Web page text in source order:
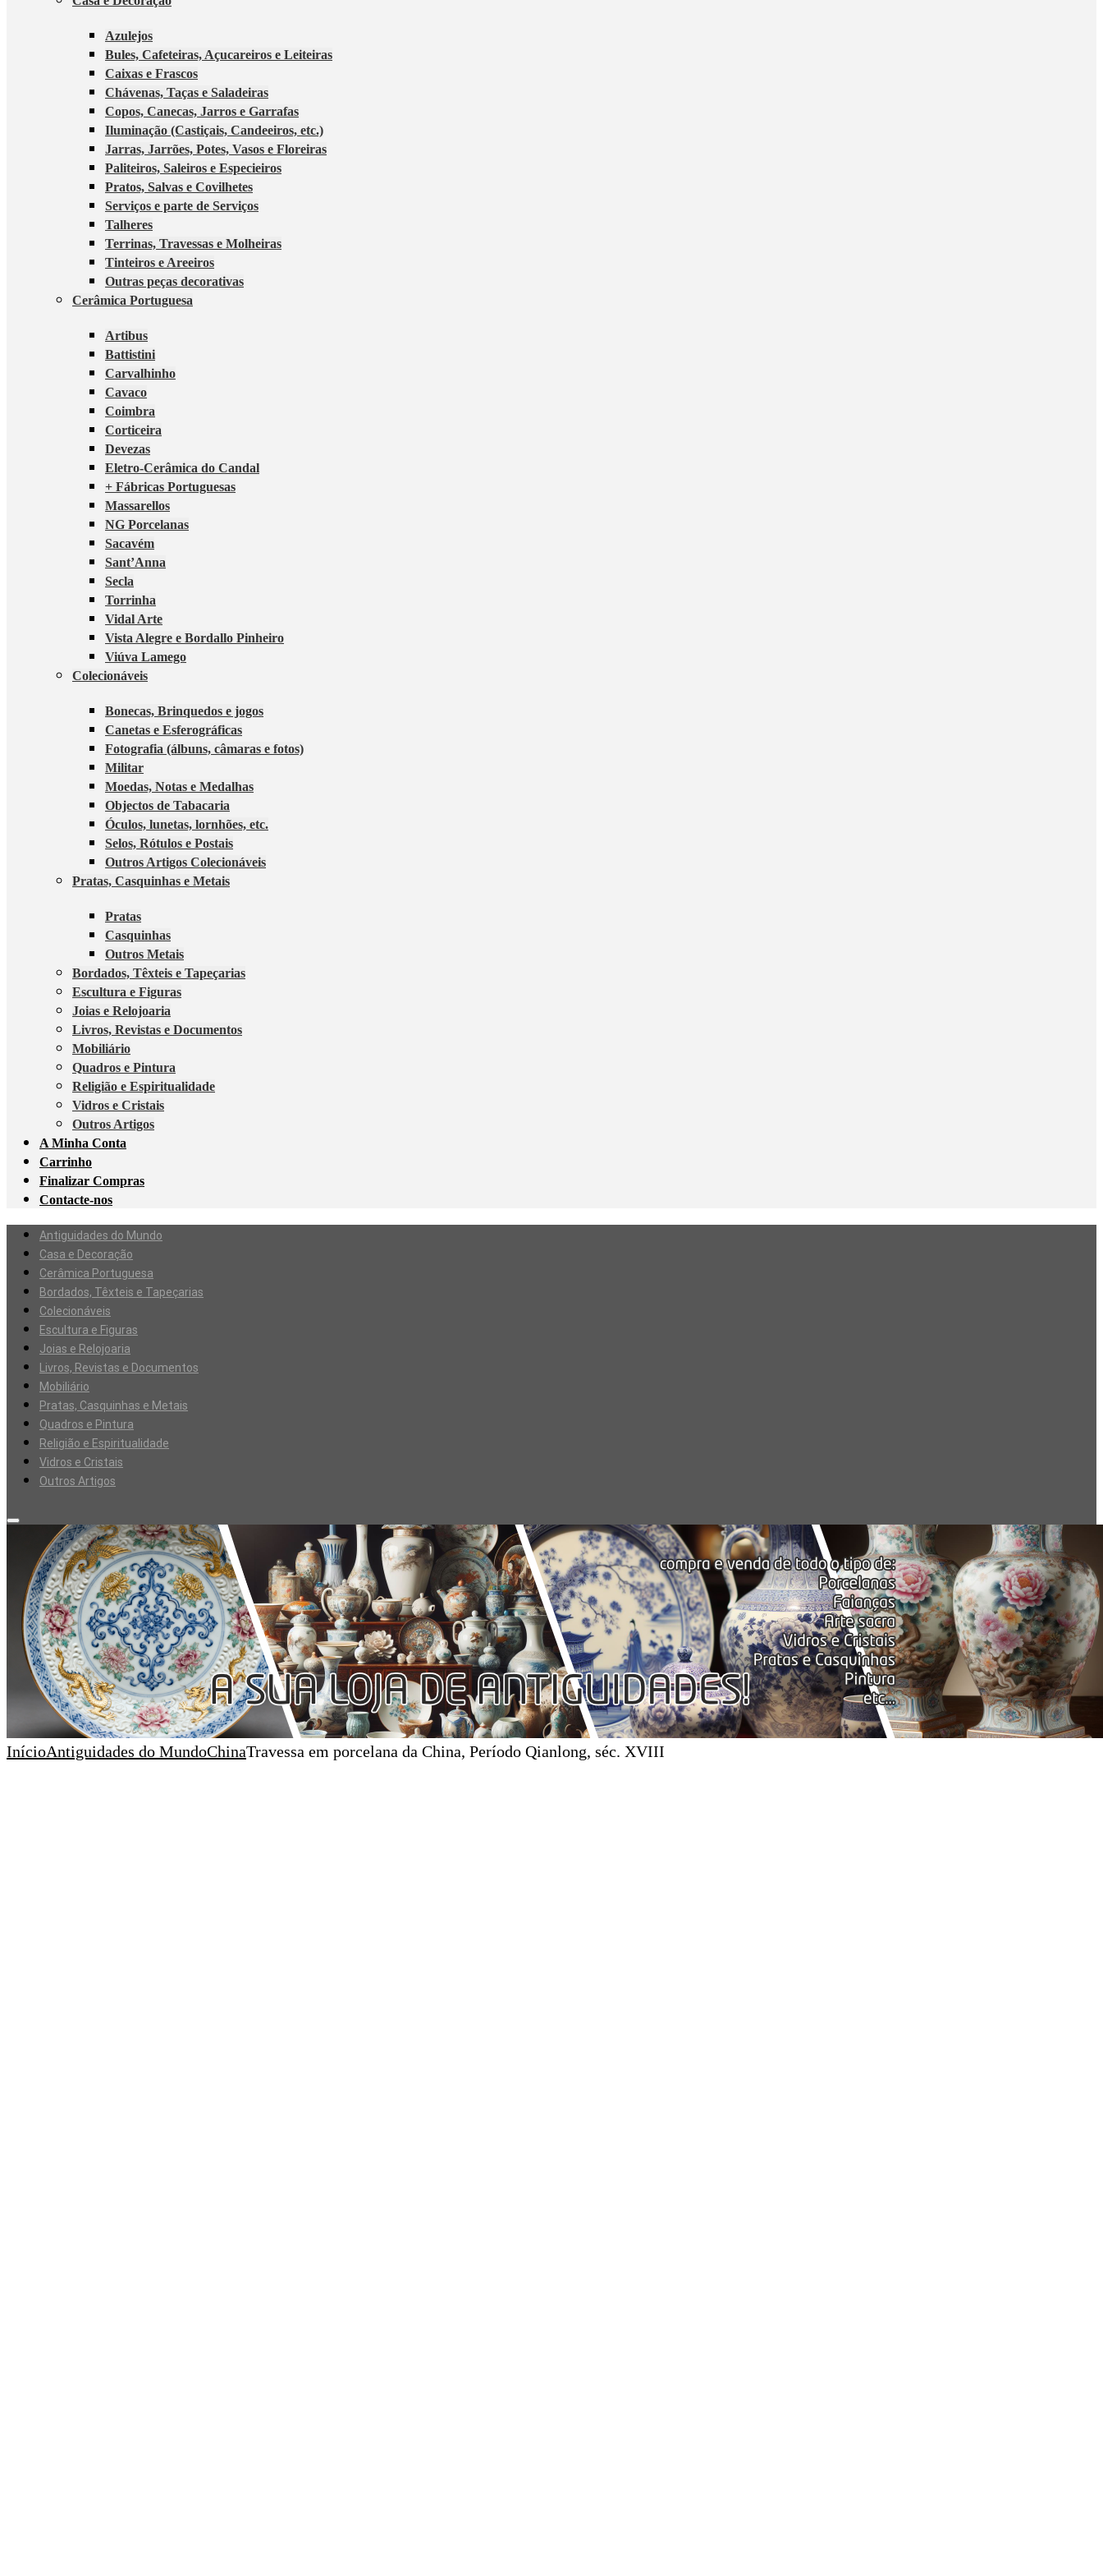
Azulejos
Bules, Cafeteiras, Açucareiros e Leiteiras
Caixas e Frascos
Chávenas, Taças e Saladeiras
Copos, Canecas, Jarros e Garrafas
Iluminação (Castiçais, Candeeiros, etc.)
Jarras, Jarrões, Potes, Vasos e Floreiras
Paliteiros, Saleiros e Especieiros
Pratos, Salvas e Covilhetes
Serviços e parte de Serviços
Talheres
Terrinas, Travessas e Molheiras
Tinteiros e Areeiros
Outras peças decorativas
Cerâmica Portuguesa
Artibus
Battistini
Carvalhinho
Cavaco
Coimbra
Corticeira
Devezas
Eletro-Cerâmica do Candal
+ Fábricas Portuguesas
Massarellos
NG Porcelanas
Sacavém
Sant’Anna
Secla
Torrinha
Vidal Arte
Vista Alegre e Bordallo Pinheiro
Viúva Lamego
Colecionáveis
Bonecas, Brinquedos e jogos
Canetas e Esferográficas
Fotografia (álbuns, câmaras e fotos)
Militar
Moedas, Notas e Medalhas
Objectos de Tabacaria
Óculos, lunetas, lornhões, etc.
Selos, Rótulos e Postais
Outros Artigos Colecionáveis
Pratas, Casquinhas e Metais
Pratas
Casquinhas
Outros Metais
Bordados, Têxteis e Tapeçarias
Escultura e Figuras
Joias e Relojoaria
Livros, Revistas e Documentos
Mobiliário
Quadros e Pintura
Religião e Espiritualidade
Vidros e Cristais
Outros Artigos
A Minha Conta
Carrinho
Finalizar Compras
Contacte-nos
Antiguidades do Mundo
Casa e Decoração
Cerâmica Portuguesa
Bordados, Têxteis e Tapeçarias
Colecionáveis
Escultura e Figuras
Joias e Relojoaria
Livros, Revistas e Documentos
Mobiliário
Pratas, Casquinhas e Metais
Quadros e Pintura
Religião e Espiritualidade
Vidros e Cristais
Outros Artigos
InícioAntiguidades do MundoChinaTravessa em porcelana da China, Período Qianlong, séc. XVIII